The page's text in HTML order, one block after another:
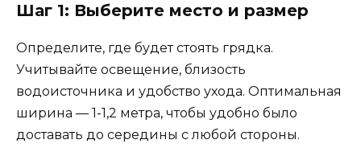
Шаг 1: Выберите место и размер
Определите, где будет стоять грядка.
Учитывайте освещение, близость
водоисточника и удобство ухода. Оптимальная
ширина — 1-1,2 метра, чтобы удобно было
доставать до середины с любой стороны.